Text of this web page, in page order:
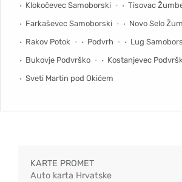
Klokočevec Samoborski
Tisovac
Farkaševec Samoborski
Novo Selo
Rakov Potok
Podvrh
Lug
Bukovje Podvrško
Kostanjevec
Sveti Martin pod Okićem
KARTE PROMET
Auto karta Hrvatske